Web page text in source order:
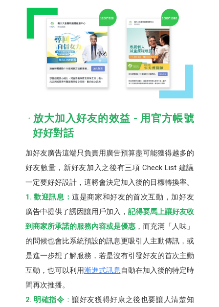
放大加入好友的效益 - 用官方帳號
好好對話
加好友廣告這端只負責用廣告預算盡可能獲得越多的
好友數量，新好友加入之後有三項 Check List 建議
一定要好好設計，這將會決定加入後的目標轉換率。
1. 歡迎訊息：這是商家和好友的首次互動，加好友
廣告中提供了誘因讓用戶加入， 記得要馬上讓好友收
到商家所承諾的服務內容或是優惠，而充滿「人味」
的問候也會比系統預設的訊息更吸引人主動傳訊，或
是進一步想了解服務，若是沒有引發好友的首次主動
互動，也可以利用漸進式訊息自動在加入後的特定時
間再次推播。
2. 明確指令 ：讓好友獲得好康之後也要讓人清楚知